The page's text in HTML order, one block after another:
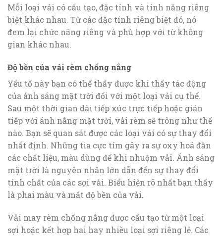
Mỗi loại vải có cấu tạo, đặc tính và tính năng riêng
biệt khác nhau. Từ các đặc tính riêng biệt đó, nó
đem lại chức năng riêng và phù hợp với từ không
gian khác nhau.
Độ bền của vải rèm chống nắng
Yếu tố này bạn có thể thấy được khi thấy tác động
của ánh sáng mặt trời đối với một loại vải cụ thể.
Sau một thời gian dài tiếp xúc trực tiếp hoặc gián
tiếp với ánh nắng mặt trời, vải rèm sẽ trông như thế
nào. Bạn sẽ quan sát được các loại vải có sự thay đổi
nhất định. Những tia cực tím gây ra sự oxy hoá đần
các chất liệu, màu dùng để khi nhuộm vải. Ánh sáng
mặt trời là nguyên nhân lớn dẫn đến sự thay đổi
tính chất của các sợi vải. Biểu hiện rõ nhất bạn thấy
là phai màu và mất độ bền của vải.
Vải may rèm chống nắng được cấu tạo từ một loại
sợi hoặc kết hợp hai hay nhiều loại sợi riêng lẻ. Các